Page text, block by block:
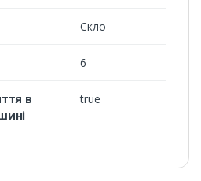
Скло
6
в
true